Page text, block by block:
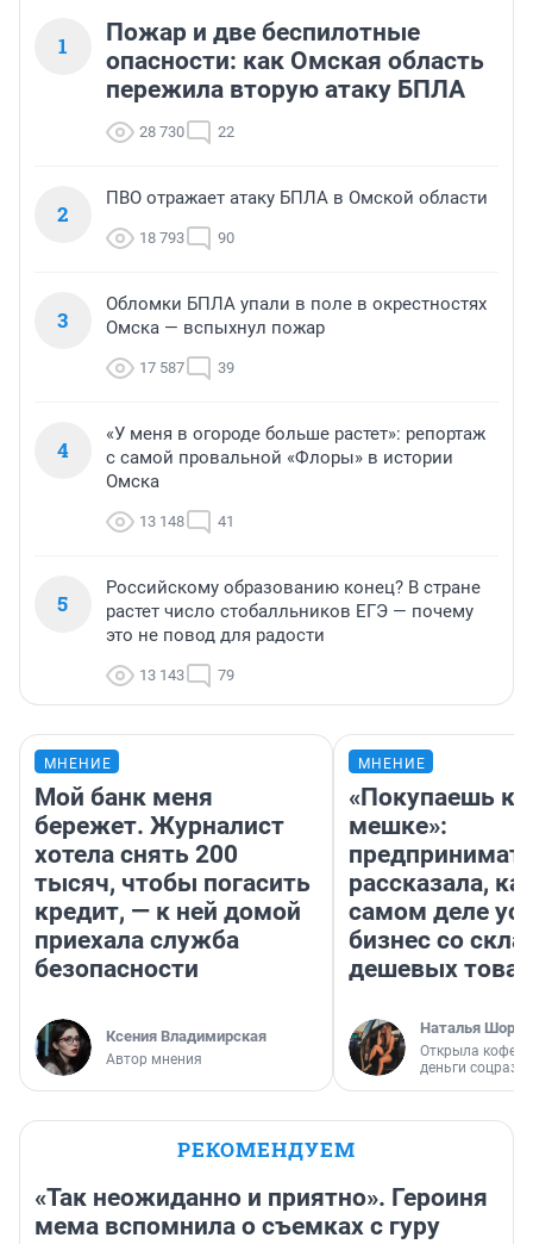
1
Пожар и две беспилотные
опасности: как Омская область
пережила вторую атаку БПЛА
28 730 22
2
ПВО отражает атаку БПЛА в Омской области
18 793 90
3
Обломки БПЛА упали в поле в окрестностях
Омска — вспыхнул пожар
17 587 39
4
«У меня в огороде больше растет»: репортаж
с самой провальной «Флоры» в истории
Омска
13 148 41
5
Российскому образованию конец? В стране
растет число стобалльников ЕГЭ — почему
это не повод для радости
13 143 79
МНЕНИЕ
Мой банк меня
бережет. Журналист
хотела снять 200
тысяч, чтобы погасить
кредит, — к ней домой
приехала служба
безопасности
Ксения Владимирская
Автор мнения
МНЕНИЕ
«Покупаешь
мешке»:
рассказала,
самом деле
бизнес со
дешевых
Наталья
Открыла
деньги
РЕКОМЕНДУЕМ
«Так неожиданно и приятно». Героиня
мема вспомнила о съемках с гуру